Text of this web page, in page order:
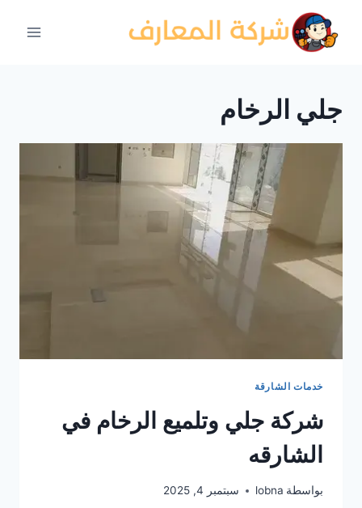
المحتوى
جلي الرخام
خدمات الشارقة
شركة جلي وتلميع الرخام في
الشارقه
بواسطة lobna سبتمبر 4, 2025